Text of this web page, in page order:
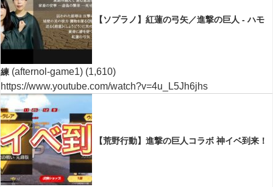
【ソプラノ】紅蓮の弓矢／進撃の巨人 - ハモ
練 (afternol-game1) (1,610)
https://www.youtube.com/watch?v=4u_L5Jh6jhs
【荒野行動】進撃の巨人コラボ 神イベ到来！